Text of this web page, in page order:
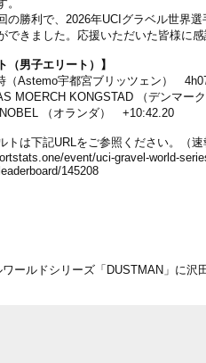
。
の勝利で、2026年UCIグラベル世界
できました。応援いただいた皆様に感
（男子エリート）】
（Astemo宇都宮ブリッツェン）
MOERCH KONGSTAD （デンマー
（オランダ） +10:42.20
トは下記URLをご参照ください。（速
event/uci-gravel-world-
145208
ワールドシリーズ「DUSTMAN」に沢